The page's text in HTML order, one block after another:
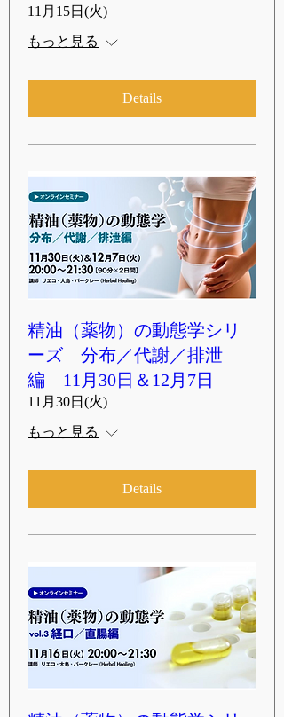
11月15日(火)
もっと見る
Details
精油（薬物）の動態学シリ
ーズ 分布／代謝／排泄
編 11月30日＆12月7日
11月30日(火)
もっと見る
Details